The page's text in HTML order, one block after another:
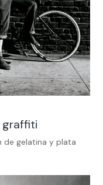
graffiti
de gelatina y plata